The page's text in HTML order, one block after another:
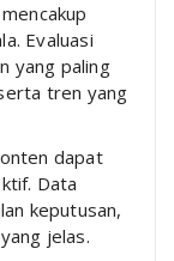
Evaluasi
yang paling
tren yang
dapat
Data
keputusan,
jelas.